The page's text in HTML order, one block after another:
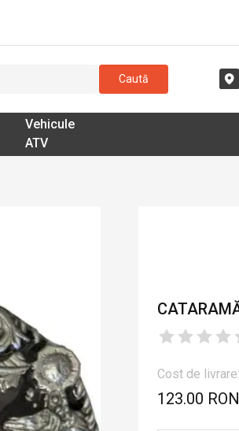
Caută
Vehicule
ATV
Cost de
123.00 RON